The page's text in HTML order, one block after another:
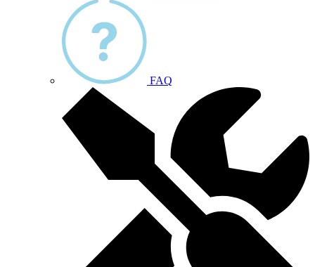
FAQ